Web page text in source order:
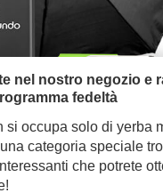
nel nostro negozio e
fedeltà
si occupa solo di yerba
categoria speciale
che potrete